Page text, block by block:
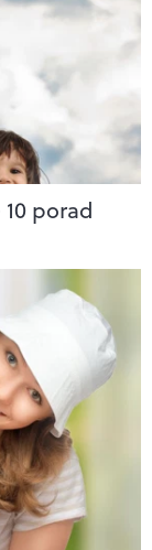
porad